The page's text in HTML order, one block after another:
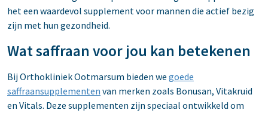
het een waardevol supplement voor mannen die actief bezig
zijn met hun gezondheid.
Wat saffraan voor jou kan betekenen
Bij Orthokliniek Ootmarsum bieden we goede
saffraansupplementen van merken zoals Bonusan, Vitakruid
en Vitals. Deze supplementen zijn speciaal ontwikkeld om